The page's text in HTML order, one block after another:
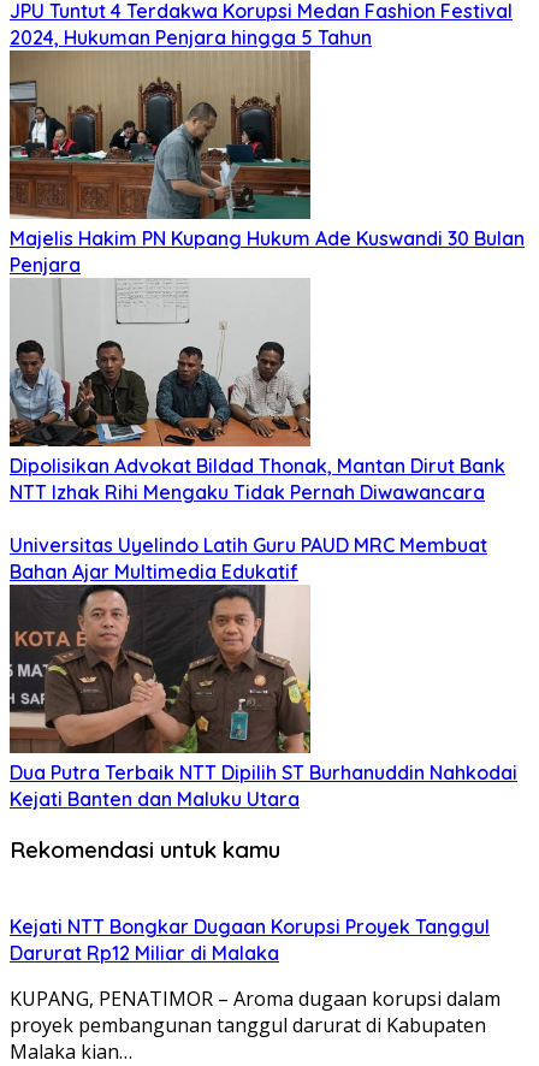
JPU Tuntut 4 Terdakwa Korupsi Medan Fashion Festival
2024, Hukuman Penjara hingga 5 Tahun
Majelis Hakim PN Kupang Hukum Ade Kuswandi 30 Bulan
Penjara
Dipolisikan Advokat Bildad Thonak, Mantan Dirut Bank
NTT Izhak Rihi Mengaku Tidak Pernah Diwawancara
Universitas Uyelindo Latih Guru PAUD MRC Membuat
Bahan Ajar Multimedia Edukatif
Dua Putra Terbaik NTT Dipilih ST Burhanuddin Nahkodai
Kejati Banten dan Maluku Utara
Rekomendasi untuk kamu
Kejati NTT Bongkar Dugaan Korupsi Proyek Tanggul
Darurat Rp12 Miliar di Malaka
KUPANG, PENATIMOR – Aroma dugaan korupsi dalam
proyek pembangunan tanggul darurat di Kabupaten
Malaka kian…